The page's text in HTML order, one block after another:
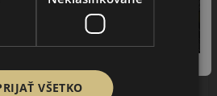
AŽ 35€ ZĽAVA NA
MONTÁŽ K NOVEJ SADE
PNEUMATÍK!
Použite kupónový kód
VŠETKO